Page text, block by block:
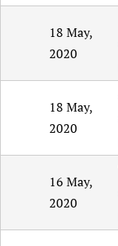
18 May,
2020
18 May,
2020
16 May,
2020